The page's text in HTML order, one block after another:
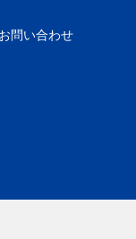
お問い合わせ